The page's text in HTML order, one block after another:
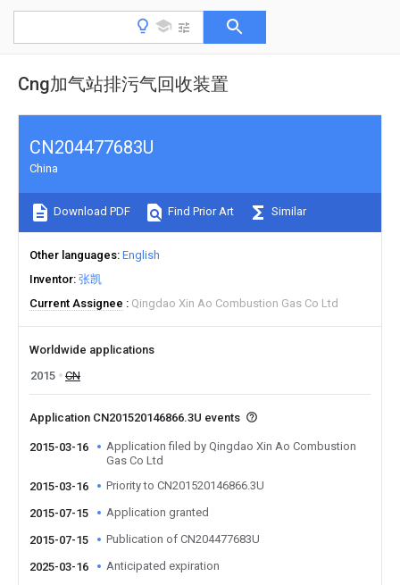
Cng加气站排污气回收装置
CN204477683U
China
Download PDF Find Prior Art Similar
Other languages English
Inventor 张凯
Current Assignee
Qingdao Xin Ao Combustion Gas Co Ltd
Worldwide applications
2015
CN
Application CN201520146866.3U events
2015-03-16
Application filed by Qingdao Xin Ao Combustion
Gas Co Ltd
2015-03-16
Priority to CN201520146866.3U
2015-07-15 Application granted
2015-07-15 Publication of CN204477683U
2025-03-16 Anticipated expiration